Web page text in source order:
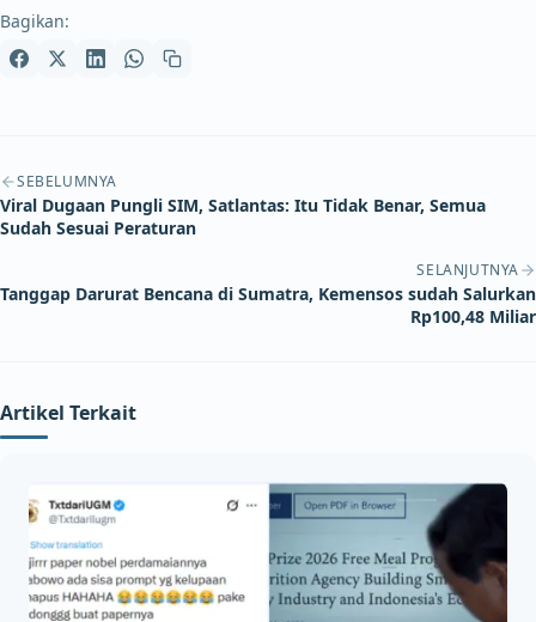
Bagikan:
Navigasi artikel
SEBELUMNYA
Viral Dugaan Pungli SIM, Satlantas: Itu Tidak Benar, Semua
Sudah Sesuai Peraturan
SELANJUTNYA
Tanggap Darurat Bencana di Sumatra, Kemensos sudah Salurkan
Rp100,48 Miliar
Artikel Terkait